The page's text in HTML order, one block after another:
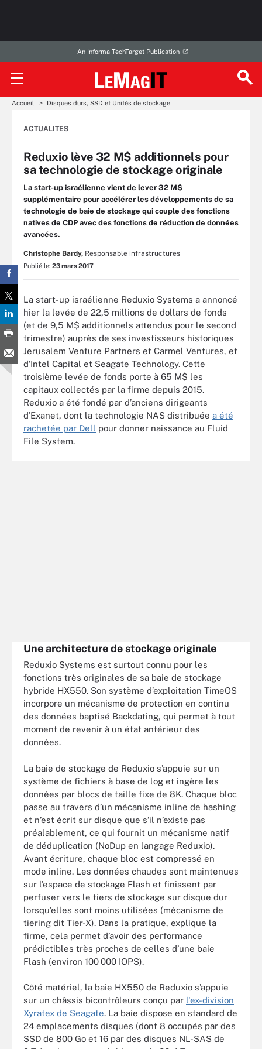
An Informa TechTarget Publication
Accueil Disques durs, SSD et Unités de stockage
ACTUALITES
Reduxio lève 32 M$ additionnels pour
sa technologie de stockage originale
La start-up israélienne vient de lever 32 M$
supplémentaire pour accélérer les développements de sa
technologie de baie de stockage qui couple des fonctions
natives de CDP avec des fonctions de réduction de données
avancées.
Christophe Bardy, Responsable infrastructures
Publié le: 23 mars 2017
La start-up israélienne Reduxio Systems a annoncé
hier la levée de 22,5 millions de dollars de fonds
(et de 9,5 M$ additionnels attendus pour le second
trimestre) auprès de ses investisseurs historiques
Jerusalem Venture Partners et Carmel Ventures, et
d’Intel Capital et Seagate Technology. Cette
troisième levée de fonds porte à 65 M$ les
capitaux collectés par la firme depuis 2015.
Reduxio a été fondé par d’anciens dirigeants
d’Exanet, dont la technologie NAS distribuée a été
rachetée par Dell pour donner naissance au Fluid
File System.
Une architecture de stockage originale
Reduxio Systems est surtout connu pour les
fonctions très originales de sa baie de stockage
hybride HX550. Son système d’exploitation TimeOS
incorpore un mécanisme de protection en continu
des données baptisé Backdating, qui permet à tout
moment de revenir à un état antérieur des
données.
La baie de stockage de Reduxio s’appuie sur un
système de fichiers à base de log et ingère les
données par blocs de taille fixe de 8K. Chaque bloc
passe au travers d’un mécanisme inline de hashing
et n’est écrit sur disque que s’il n’existe pas
préalablement, ce qui fournit un mécanisme natif
de déduplication (NoDup en langage Reduxio).
Avant écriture, chaque bloc est compressé en
mode inline. Les données chaudes sont maintenues
sur l’espace de stockage Flash et finissent par
perfuser vers le tiers de stockage sur disque dur
lorsqu’elles sont moins utilisées (mécanisme de
tiering dit Tier-X). Dans la pratique, explique la
firme, cela permet d’avoir des performance
prédictibles très proches de celles d’une baie
Flash (environ 100 000 IOPS).
Côté matériel, la baie HX550 de Reduxio s’appuie
sur un châssis bicontrôleurs conçu par l'ex-division
Xyratex de Seagate. La baie dispose en standard de
24 emplacements disques (dont 8 occupés par des
SSD de 800 Go et 16 par des disques NL-SAS de